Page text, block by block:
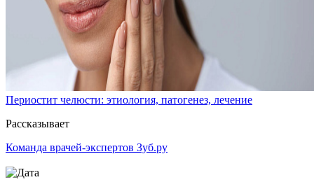
Периостит челюсти: этиология, патогенез, лечение
Рассказывает
Команда врачей-экспертов Зуб.ру